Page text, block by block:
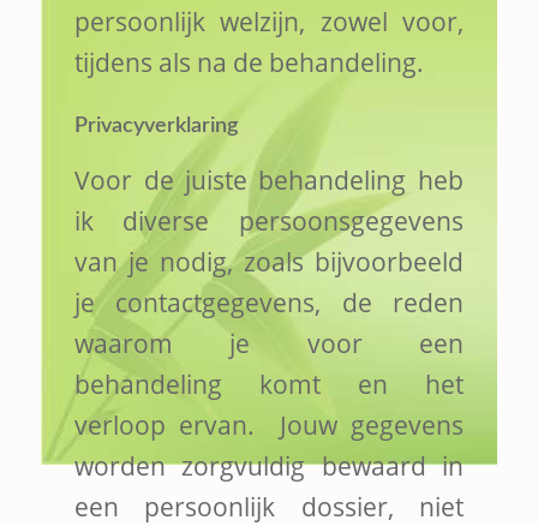
persoonlijk welzijn, zowel voor,
tijdens als na de behandeling.
Privacyverklaring
Voor de juiste behandeling heb
ik diverse persoonsgegevens
van je nodig, zoals bijvoorbeeld
je contactgegevens, de reden
waarom je voor een
behandeling komt en het
verloop ervan. Jouw gegevens
worden zorgvuldig bewaard in
een persoonlijk dossier, niet